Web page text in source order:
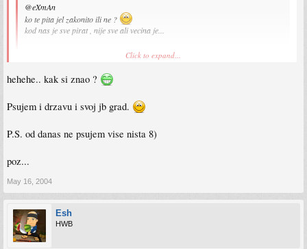
@eXmAn
ko te pita jel zakonito ili ne ?
kod nas je sve pirat , nije sve ali vecina je...
A to je problem nasih ljudi
Click to expand...
hehehe.. kak si znao ?
Psujem i drzavu i svoj jb grad.
P.S. od danas ne psujem vise nista 8)
poz...
May 16, 2004
Esh
HWB